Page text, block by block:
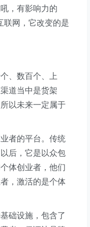
，有影响力的
联网，它改变的是
、数百个、上
道当中是货架
以未来一定属于
者的平台。传统
后，它是以众包
体创业者，他们
，激活的是个体
础设施，包含了